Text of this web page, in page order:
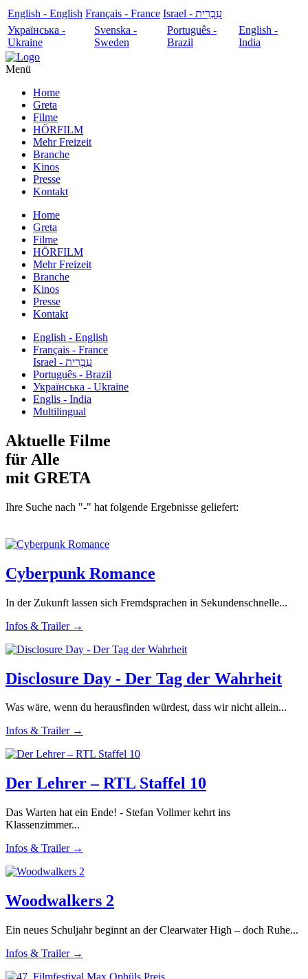
English - English Français - France
עִבְרִית - Israel
Українська -
Ukraine
Svenska -
Sweden
Português -
Brazil
English -
India
Menü
Home
Greta
Filme
HÖRFILM
Mehr Freizeit
Branche
Kinos
Presse
Kontakt
Home
Greta
Filme
HÖRFILM
Mehr Freizeit
Branche
Kinos
Presse
Kontakt
English - English
Français - France
עִבְרִית - Israel
Português - Brazil
Українська - Ukraine
Englis - India
Multilingual
Aktuelle Filme
für Alle
mit GRETA
Ihre Suche nach "-" hat folgende Ergebnisse geliefert:
Cyberpunk Romance
In der Zukunft lassen sich Fremdsprachen in Sekundenschnelle...
Infos & Trailer →
Disclosure Day - Der Tag der Wahrheit
Was wäre, wenn du herausfinden würdest, dass wir nicht allein...
Infos & Trailer →
Der Lehrer – RTL Staffel 10
Das Warten hat ein Ende! - Stefan Vollmer kehrt ins
Klassenzimmer...
Infos & Trailer →
Woodwalkers 2
Ein neues Schuljahr beginnt an der Clearwater High – doch Ruhe...
Infos & Trailer →